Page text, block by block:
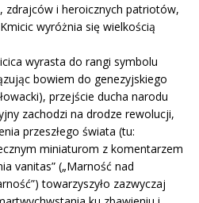
zdrajców i heroicznych patriotów,
wyróżnia się wielkością
wyrasta do rangi symbolu
bowiem do genezyjskiego
przejście ducha narodu
zachodzi na drodze rewolucji,
przeszłego świata (tu:
miniaturom z komentarzem
vanitas” („Marność nad
towarzyszyło zazwyczaj